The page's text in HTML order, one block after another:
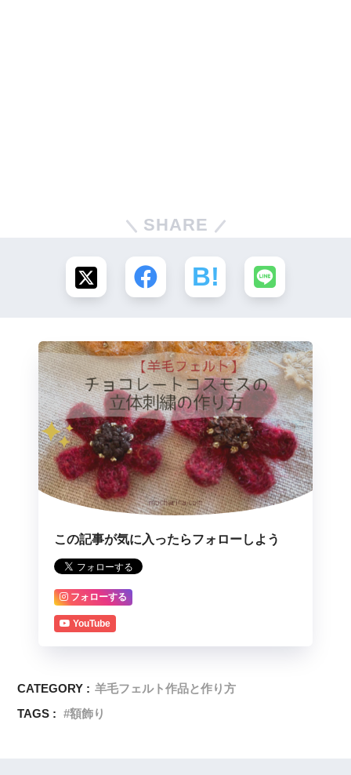
SHARE
この記事が気に入ったらフォローしよう
フォローする
YouTube
CATEGORY : 羊毛フェルト作品と作り方
TAGS :
額飾り